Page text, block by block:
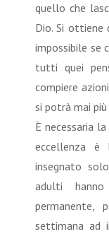
quello che
Dio. Si ottiene
impossibile se
tutti quei
compiere
si potrà mai più
È necessaria
eccellenza è
insegnato
adulti
settimana ad